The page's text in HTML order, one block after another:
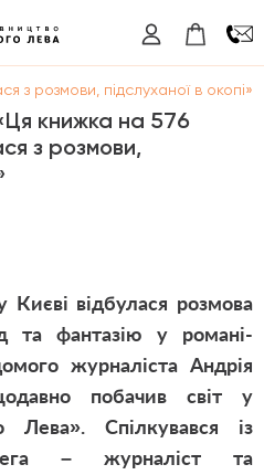
з розмови, підслуханої в окопі»
книжка на 576
з розмови,
відбулася розмова
та фантазію у романі-
журналіста Андрія
побачив світ у
Лева». Спілкувався із
– журналіст та